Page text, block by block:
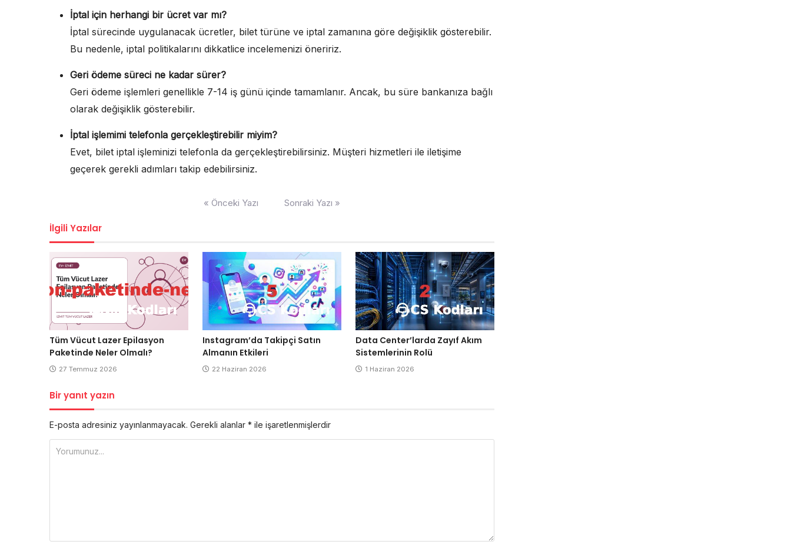
İptal için herhangi bir ücret var mı?
İptal sürecinde uygulanacak ücretler, bilet türüne ve iptal zamanına göre değişiklik gösterebilir.
Bu nedenle, iptal politikalarını dikkatlice incelemenizi öneririz.
Geri ödeme süreci ne kadar sürer?
Geri ödeme işlemleri genellikle 7-14 iş günü içinde tamamlanır. Ancak, bu süre bankanıza bağlı
olarak değişiklik gösterebilir.
İptal işlemimi telefonla gerçekleştirebilir miyim?
Evet, bilet iptal işleminizi telefonla da gerçekleştirebilirsiniz. Müşteri hizmetleri ile iletişime
geçerek gerekli adımları takip edebilirsiniz.
« Önceki Yazı Sonraki Yazı »
İlgili Yazılar
Tüm Vücut Lazer Epilasyon
Paketinde Neler Olmalı?
27 Temmuz 2026
Instagram’da Takipçi Satın
Almanın Etkileri
22 Haziran 2026
Data Center’larda Zayıf Akım
Sistemlerinin Rolü
1 Haziran 2026
Bir yanıt yazın
E-posta adresiniz yayınlanmayacak. Gerekli alanlar * ile işaretlenmişlerdir